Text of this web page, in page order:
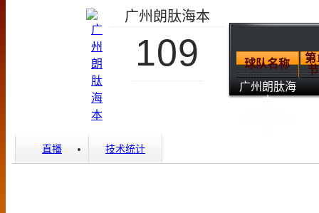
广州朗肽海本
109 球队名称
第
节
广州朗肽海
本
直播 技术统计